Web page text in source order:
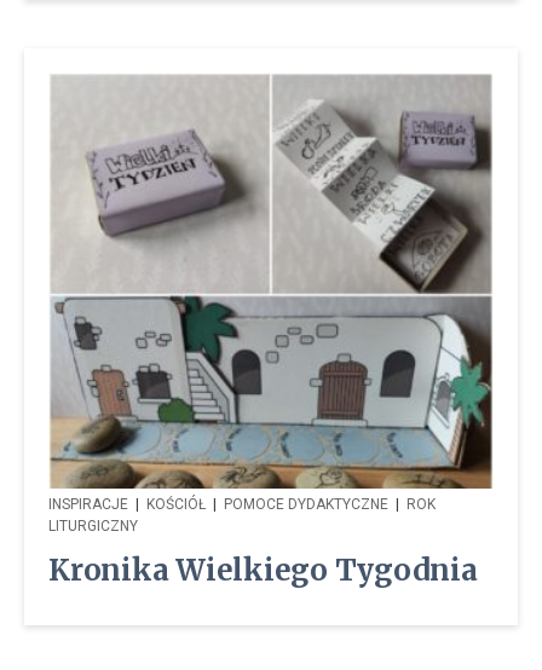
INSPIRACJE | KOŚCIÓŁ | POMOCE DYDAKTYCZNE | ROK
LITURGICZNY
Kronika Wielkiego Tygodnia